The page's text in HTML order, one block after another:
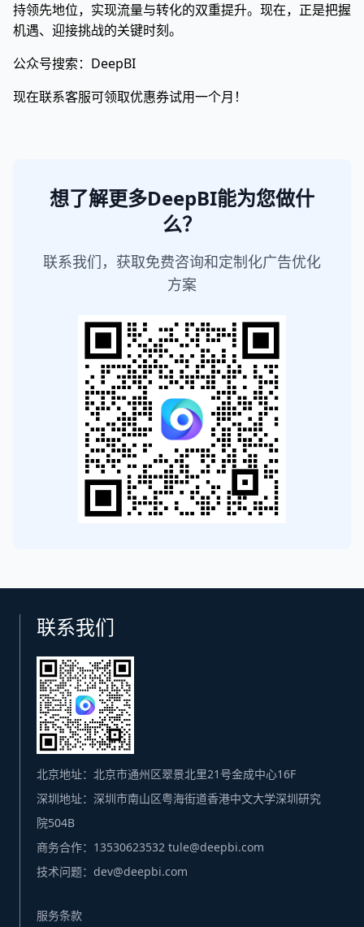
持领先地位，实现流量与转化的双重提升。现在，正是把握
机遇、迎接挑战的关键时刻。
公众号搜索：DeepBI
现在联系客服可领取优惠券试用一个月！
想了解更多DeepBI能为您做什
么？
联系我们，获取免费咨询和定制化广告优化
方案
联系我们
北京地址：北京市通州区翠景北里21号金成中心16F
深圳地址：深圳市南山区粤海街道香港中文大学深圳研究
院504B
商务合作：13530623532 tule@deepbi.com
技术问题：dev@deepbi.com
服务条款